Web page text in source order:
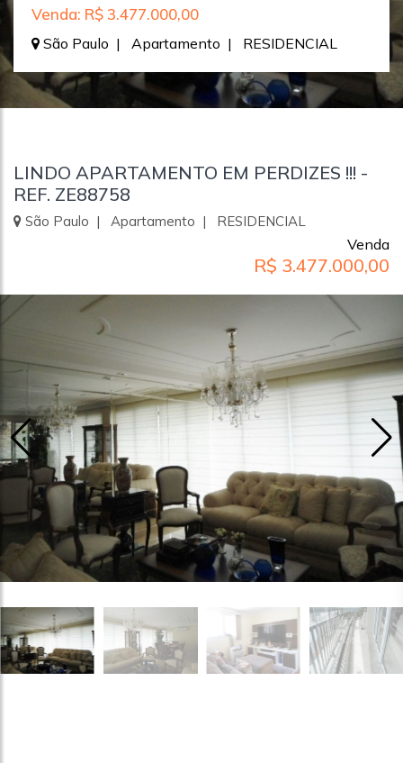
Venda: R$ 3.477.000,00
São Paulo | Apartamento | RESIDENCIAL
LINDO APARTAMENTO EM PERDIZES !!! -
REF. ZE88758
São Paulo | Apartamento | RESIDENCIAL
Venda
R$ 3.477.000,00